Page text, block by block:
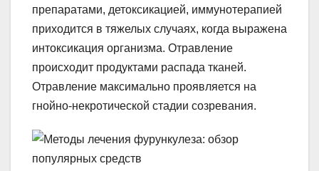
препаратами, детоксикацией, иммунотерапией
приходится в тяжелых случаях, когда выражена
интоксикация организма. Отравление
происходит продуктами распада тканей.
Отравление максимально проявляется на
гнойно-некротической стадии созревания.